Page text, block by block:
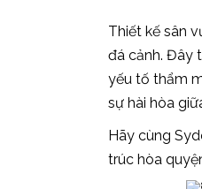
Thiết kế sân
đá cảnh. Đây
yếu tố thẩm
sự hài hòa
Hãy cùng
trúc hòa